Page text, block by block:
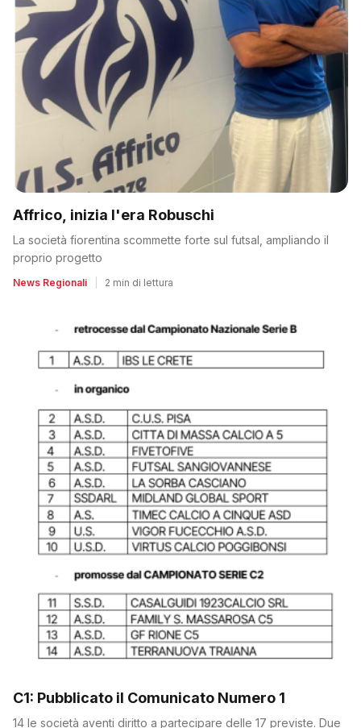
Affrico, inizia l'era Robuschi
La società fiorentina scommette forte sul futsal, ampliando il
proprio progetto
News Regionali 2 min di lettura
C1: Pubblicato il Comunicato Numero 1
14 le società aventi diritto a partecipare delle 17 previste. Due